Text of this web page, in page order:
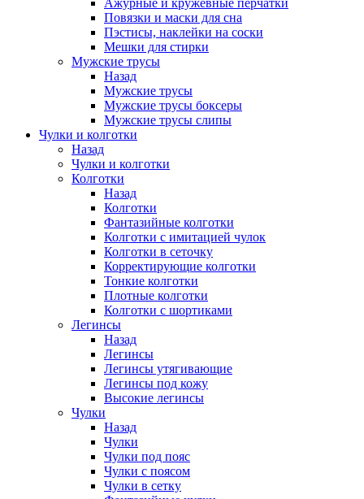
Ажурные и кружевные перчатки
Повязки и маски для сна
Пэстисы, наклейки на соски
Мешки для стирки
Мужские трусы
Назад
Мужские трусы
Мужские трусы боксеры
Мужские трусы слипы
Чулки и колготки
Назад
Чулки и колготки
Колготки
Назад
Колготки
Фантазийные колготки
Колготки с имитацией чулок
Колготки в сеточку
Корректирующие колготки
Тонкие колготки
Плотные колготки
Колготки с шортиками
Легинсы
Назад
Легинсы
Легинсы утягивающие
Легинсы под кожу
Высокие легинсы
Чулки
Назад
Чулки
Чулки под пояс
Чулки с поясом
Чулки в сетку